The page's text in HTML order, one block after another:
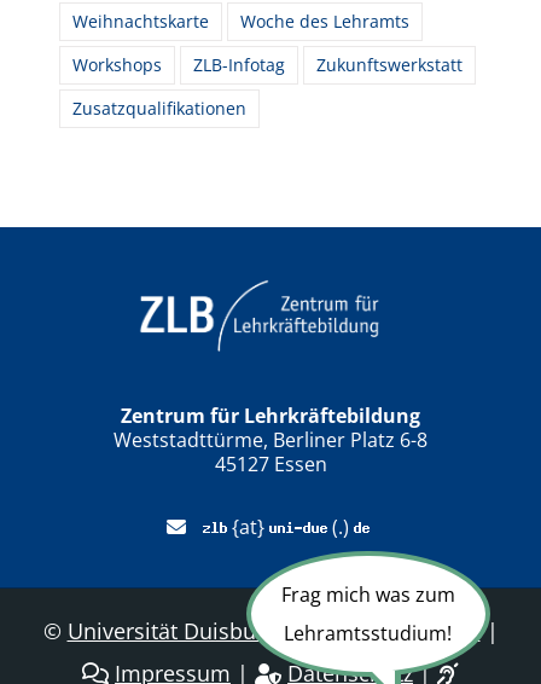
Weihnachtskarte
Woche des Lehramts
Workshops
ZLB-Infotag
Zukunftswerkstatt
Zusatzqualifikationen
Zentrum für Lehrkräftebildung
Weststadttürme, Berliner Platz 6-8
45127 Essen
{at} (.)
© Universität Duisburg-Essen| Sitemap|
Impressum | Datenschutz|
Frag mich was zum
Lehramtsstudium!